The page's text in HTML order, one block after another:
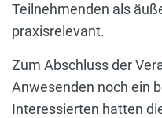
Teilnehmenden als
praxisrelevant.
Zum Abschluss der
Anwesenden noch ein
Interessierten hatten